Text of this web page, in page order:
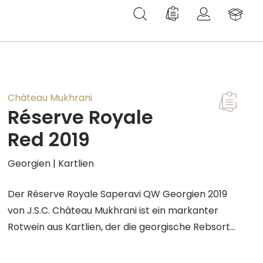
Du hast 0 Produkte
Château Mukhrani
Réserve Royale
Red 2019
Georgien | Kartlien
Der Réserve Royale Saperavi QW Georgien 2019
von J.S.C. Château Mukhrani ist ein markanter
Rotwein aus Kartlien, der die georgische Rebsorte